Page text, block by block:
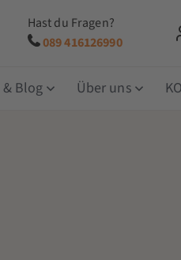
Hast du Fragen?
089 416126990
Blog Über uns